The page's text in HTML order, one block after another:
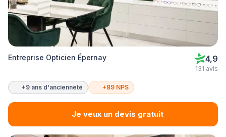
Entreprise Opticien Épernay 4,9
131 avis
+9 ans d'ancienneté +89 NPS
Je veux un devis gratuit